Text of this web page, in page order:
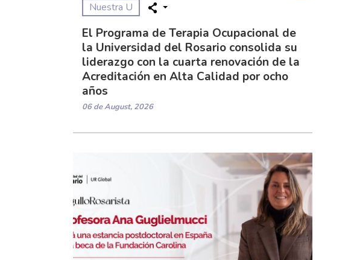
Nuestra U
El Programa de Terapia Ocupacional de
la Universidad del Rosario consolida su
liderazgo con la cuarta renovación de la
Acreditación en Alta Calidad por ocho
años
06 de August, 2026